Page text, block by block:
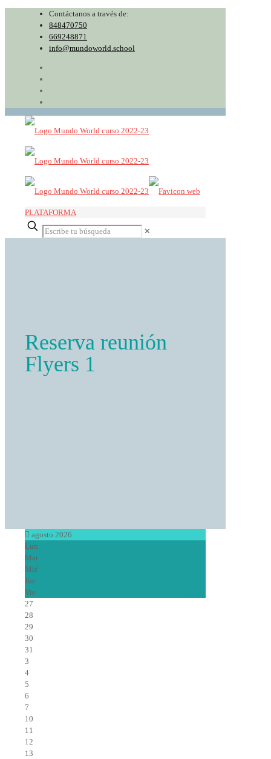
Contáctanos a través de:
848470750
669248871
info@mundoworld.school
PLATAFORMA
✕
Reserva reunión
Flyers 1
agosto 2026
Lun
Mar
Mié
Jue
Vie
27
28
29
30
31
3
4
5
6
7
10
11
12
13